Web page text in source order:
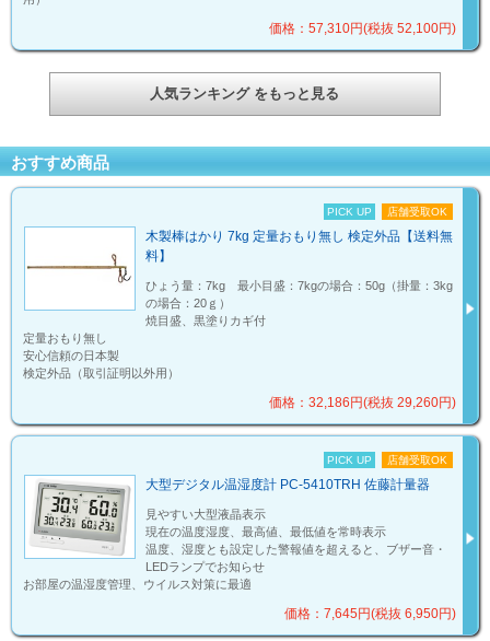
価格：57,310円(税抜 52,100円)
人気ランキング をもっと見る
おすすめ商品
PICK UP 店舗受取OK
木製棒はかり 7kg 定量おもり無し 検定外品【送料無
料】
ひょう量：7kg 最小目盛：7kgの場合：50g（掛量：3kg
の場合：20ｇ）
焼目盛、黒塗りカギ付
定量おもり無し
安心信頼の日本製
検定外品（取引証明以外用）
価格：32,186円(税抜 29,260円)
PICK UP 店舗受取OK
大型デジタル温湿度計 PC-5410TRH 佐藤計量器
見やすい大型液晶表示
現在の温度湿度、最高値、最低値を常時表示
温度、湿度とも設定した警報値を超えると、ブザー音・
LEDランプでお知らせ
お部屋の温湿度管理、ウイルス対策に最適
価格：7,645円(税抜 6,950円)